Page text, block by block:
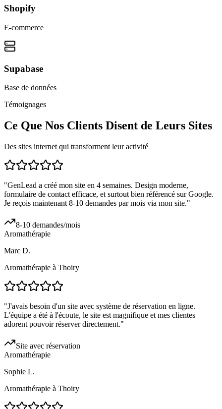
Shopify
E-commerce
Supabase
Base de données
Témoignages
Ce Que Nos Clients Disent de Leurs Sites
Des sites internet qui transforment leur activité
"GenLead a créé mon site en 4 semaines. Design moderne,
formulaire de contact efficace, et surtout bien référencé sur Google.
Je reçois maintenant 8-10 demandes par mois via mon site."
8-10 demandes/mois
Aromathérapie
Marc D.
Aromathérapie à Thoiry
"J'avais besoin d'un site avec système de réservation en ligne.
L'équipe a été à l'écoute, le site est magnifique et mes clientes
adorent pouvoir réserver directement."
Site avec réservation
Aromathérapie
Sophie L.
Aromathérapie à Thoiry